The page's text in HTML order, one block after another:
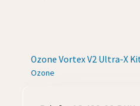
Ozone Vortex V2 Ultra-X
Ozone